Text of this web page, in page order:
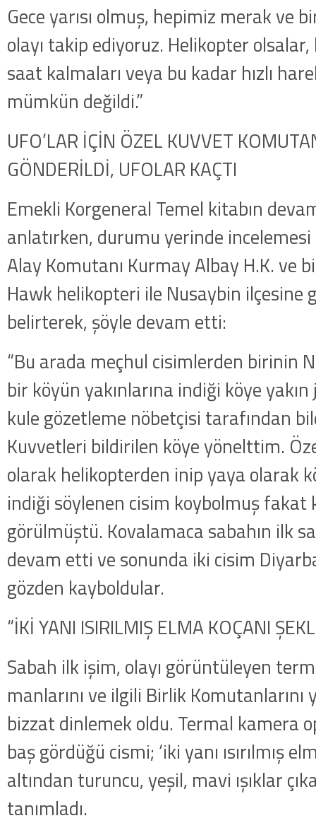
Gece yarısı olmuş, hepimiz merak ve
olayı takip ediyoruz. Helikopter
saat kalmaları veya bu kadar hızlı
mümkün değildi.”
UFO’LAR İÇİN ÖZEL KUVVET
GÖNDERİLDİ, UFOLAR KAÇTI
Emekli Korgeneral Temel kitabın
anlatırken, durumu yerinde
Alay Komutanı Kurmay Albay H.K. ve
Hawk helikopteri ile Nusaybin ilçesine
belirterek, şöyle devam etti:
“Bu arada meçhul cisimlerden birinin
bir köyün yakınlarına indiği köye
kule gözet­leme nöbetçisi tarafından
Kuvvetleri bildirilen köye yönelttim.
olarak helikopterden inip yaya olarak
indiği söylenen cisim koybolmuş fakat
görülmüştü. Kovalamaca sabahın ilk
devam etti ve sonunda iki cisim
gözden kayboldular.
“İKİ YANI ISIRILMIŞ ELMA KOÇANI
Sabah ilk işim, olayı görüntüleyen
manlarını ve ilgili Birlik Komutanlarını
bizzat dinlemek oldu. Termal kamera
baş gördüğü cismi; ‘iki yanı ısırılmış
altından turuncu, yeşil, mavi ışıklar
tanımladı.